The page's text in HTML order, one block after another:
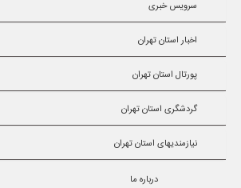
سرویس خبری
اخبار استان تهران
پورتال استان تهران
گردشگری استان تهران
نیازمندیهای استان تهران
درباره ما